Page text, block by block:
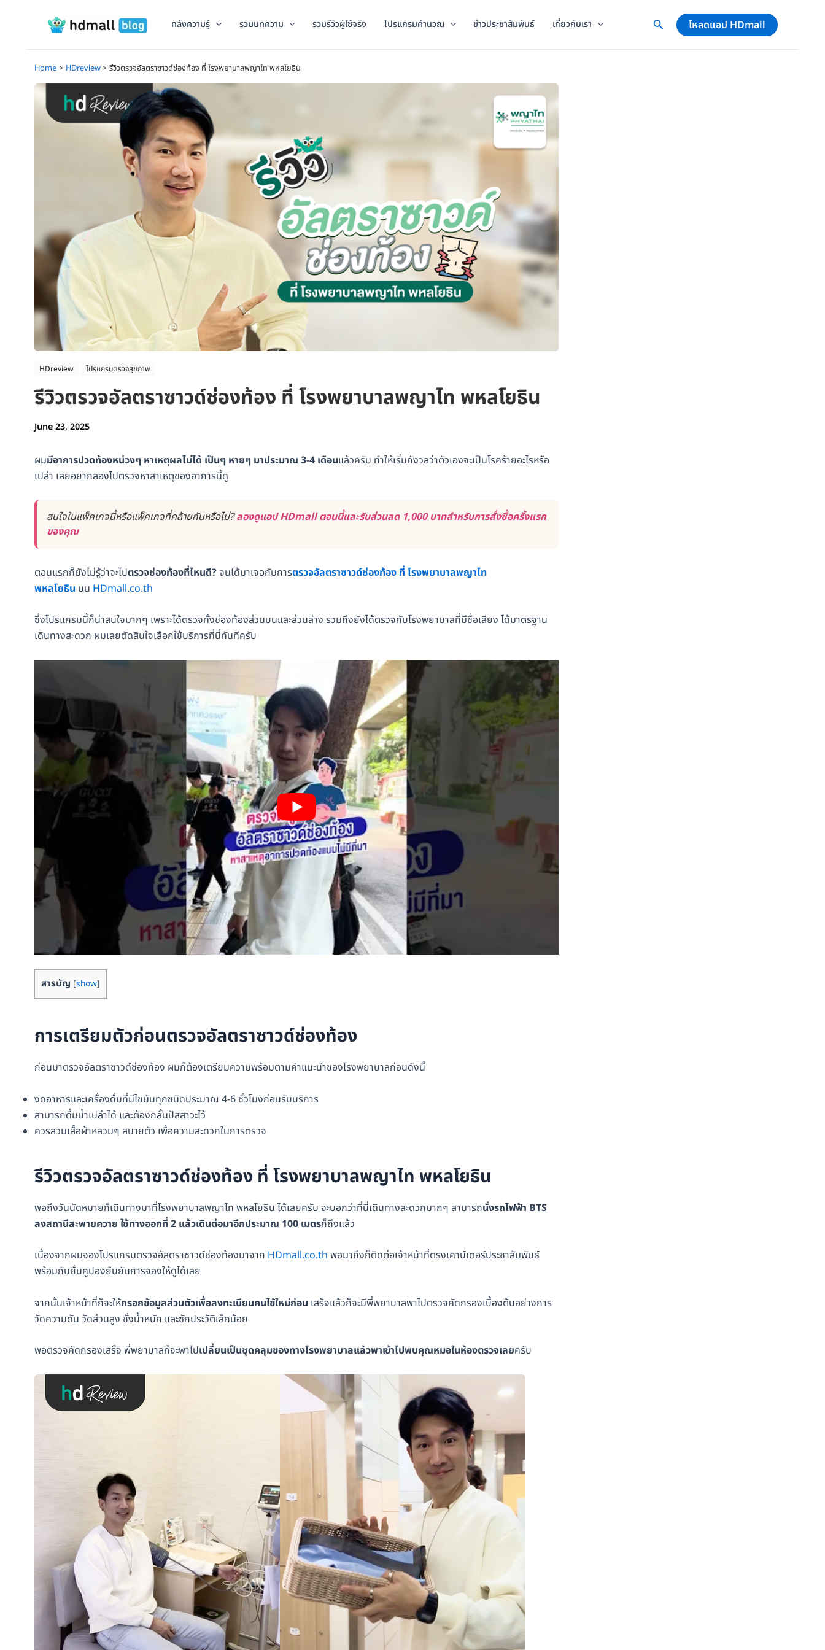
คลังความรู้ รวมบทความ รวมรีวิวผู้ใช้จริง โปรแกรมคำนวณ ข่าวประชาสัมพันธ์ เกี่ยวกับเรา โหลดแอป HDmall
Home HDreview รีวิวตรวจอัลตราซาวด์ช่องท้อง ที่ โรงพยาบาลพญาไท พหลโยธิน
HDreview โปรแกรมตรวจสุขภาพ
รีวิวตรวจอัลตราซาวด์ช่องท้อง ที่ โรงพยาบาลพญาไท พหลโยธิน
June 23, 2025
ผมมีอาการปวดท้องหน่วงๆ หาเหตุผลไม่ได้ เป็นๆ หายๆ มาประมาณ 3-4 เดือนแล้วครับ ทำให้เริ่มกังวลว่าตัวเองจะเป็นโรคร้ายอะไรหรือ
เปล่า เลยอยากลองไปตรวจหาสาเหตุของอาการนี้ดู
สนใจในแพ็คเกจนี้หรือแพ็คเกจที่คล้ายกันหรือไม่?ลองดูแอป HDmall ตอนนี้และรับส่วนลด 1,000 บาทสำหรับการสั่งซื้อครั้งแรก
ของคุณ
ตอนแรกก็ยังไม่รู้ว่าจะไปตรวจช่องท้องที่ไหนดี?จนได้มาเจอกับการตรวจอัลตราซาวด์ช่องท้อง ที่ โรงพยาบาลพญาไท
พหลโยธิน บน HDmall.co.th
ซึ่งโปรแกรมนี้ก็น่าสนใจมากๆ เพราะได้ตรวจทั้งช่องท้องส่วนบนและส่วนล่าง รวมถึงยังได้ตรวจกับโรงพยาบาลที่มีชื่อเสียง ได้มาตรฐาน
เดินทางสะดวก ผมเลยตัดสินใจเลือกใช้บริการที่นี่ทันทีครับ
สารบัญ [show]
การเตรียมตัวก่อนตรวจอัลตราซาวด์ช่องท้อง
ก่อนมาตรวจอัลตราซาวด์ช่องท้อง ผมก็ต้องเตรียมความพร้อมตามคำแนะนำของโรงพยาบาลก่อนดังนี้
งดอาหารและเครื่องดื่มที่มีไขมันทุกชนิดประมาณ 4-6 ชั่วโมงก่อนรับบริการ
สามารถดื่มน้ำเปล่าได้ และต้องกลั้นปัสสาวะไว้
ควรสวมเสื้อผ้าหลวมๆ สบายตัว เพื่อความสะดวกในการตรวจ
รีวิวตรวจอัลตราซาวด์ช่องท้อง ที่ โรงพยาบาลพญาไท พหลโยธิน
พอถึงวันนัดหมายก็เดินทางมาที่โรงพยาบาลพญาไท พหลโยธิน ได้เลยครับ จะบอกว่าที่นี่เดินทางสะดวกมากๆ สามารถนั่งรถไฟฟ้า BTS
ลงสถานีสะพายควาย ใช้ทางออกที่ 2 แล้วเดินต่อมาอีกประมาณ 100 เมตรก็ถึงแล้ว
เนื่องจากผมจองโปรแกรมตรวจอัลตราซาวด์ช่องท้องมาจาก HDmall.co.th พอมาถึงก็ติดต่อเจ้าหน้าที่ตรงเคาน์เตอร์ประชาสัมพันธ์
พร้อมกับยื่นคูปองยืนยันการจองให้ดูได้เลย
จากนั้นเจ้าหน้าที่ก็จะให้กรอกข้อมูลส่วนตัวเพื่อลงทะเบียนคนไข้ใหม่ก่อน เสร็จแล้วก็จะมีพี่พยาบาลพาไปตรวจคัดกรองเบื้องต้นอย่างการ
วัดความดัน วัดส่วนสูง ชั่งน้ำหนัก และซักประวัติเล็กน้อย
พอตรวจคัดกรองเสร็จ พี่พยาบาลก็จะพาไปเปลี่ยนเป็นชุดคลุมของทางโรงพยาบาลแล้วพาเข้าไปพบคุณหมอในห้องตรวจเลยครับ